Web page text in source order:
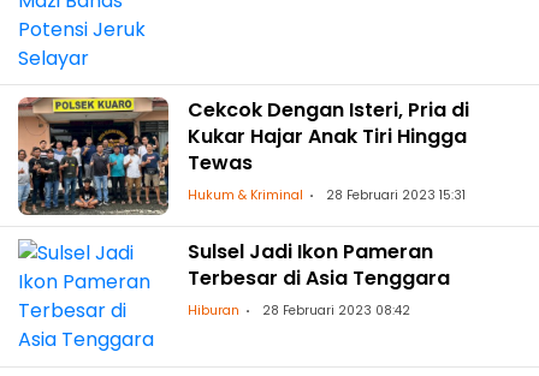
Cekcok Dengan Isteri, Pria di
Kukar Hajar Anak Tiri Hingga
Tewas
Hukum & Kriminal 28 Februari 2023 15:31
Sulsel Jadi Ikon Pameran
Terbesar di Asia Tenggara
Hiburan 28 Februari 2023 08:42